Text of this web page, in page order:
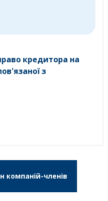
кредитора на
з
компаній-членів